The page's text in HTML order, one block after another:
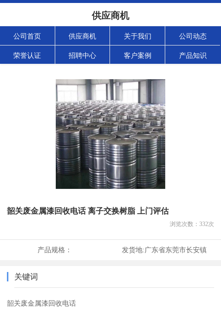
供应商机
公司首页 供应商机 关于我们 公司动态
荣誉认证 招聘中心 客户案例 产品知识
韶关废金属漆回收电话 离子交换树脂 上门评估
浏览次数： 332次
产品规格： 发货地:广东省东莞市长安镇
关键词
韶关废金属漆回收电话